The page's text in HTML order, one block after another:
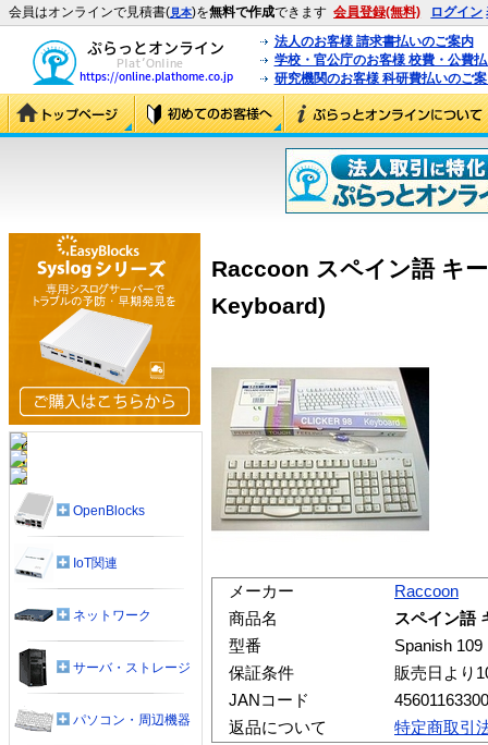
会員はオンラインで見積書(見本)を無料で作成できます 会員登録(無料) ログイン
法人のお客様 請求書払いのご案内
学校・官公庁のお客様 校費・公費
研究機関のお客様 科研費払いのご
Raccoon スペイン語 キ
Keyboard)
メーカー
Raccoon
商品名
スペイン語
型番
Spanish 109
保証条件
販売日より
JANコード
返品について
特定商取引
OpenBlocks
IoT関連
ネットワーク
サーバ・ストレージ
パソコン・周辺機器